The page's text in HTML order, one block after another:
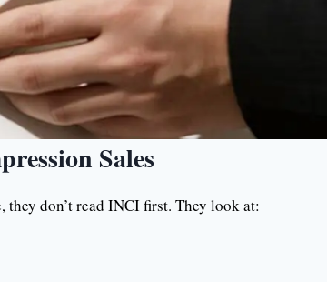
Sales
don’t read INCI first. They look at: